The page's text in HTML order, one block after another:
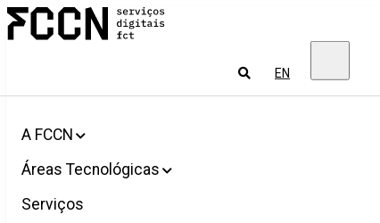
Salta
para
Pesquisar
EN
A FCCN
Áreas Tecnológicas
Serviços